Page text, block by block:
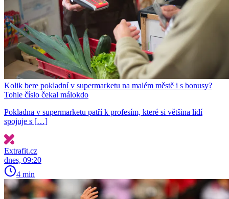
Kolik bere pokladní v supermarketu na malém městě i s bonusy?
Tohle číslo čekal málokdo
Pokladna v supermarketu patří k profesím, které si většina lidí
spojuje s […]
Extrafit.cz
dnes, 09:20
4 min